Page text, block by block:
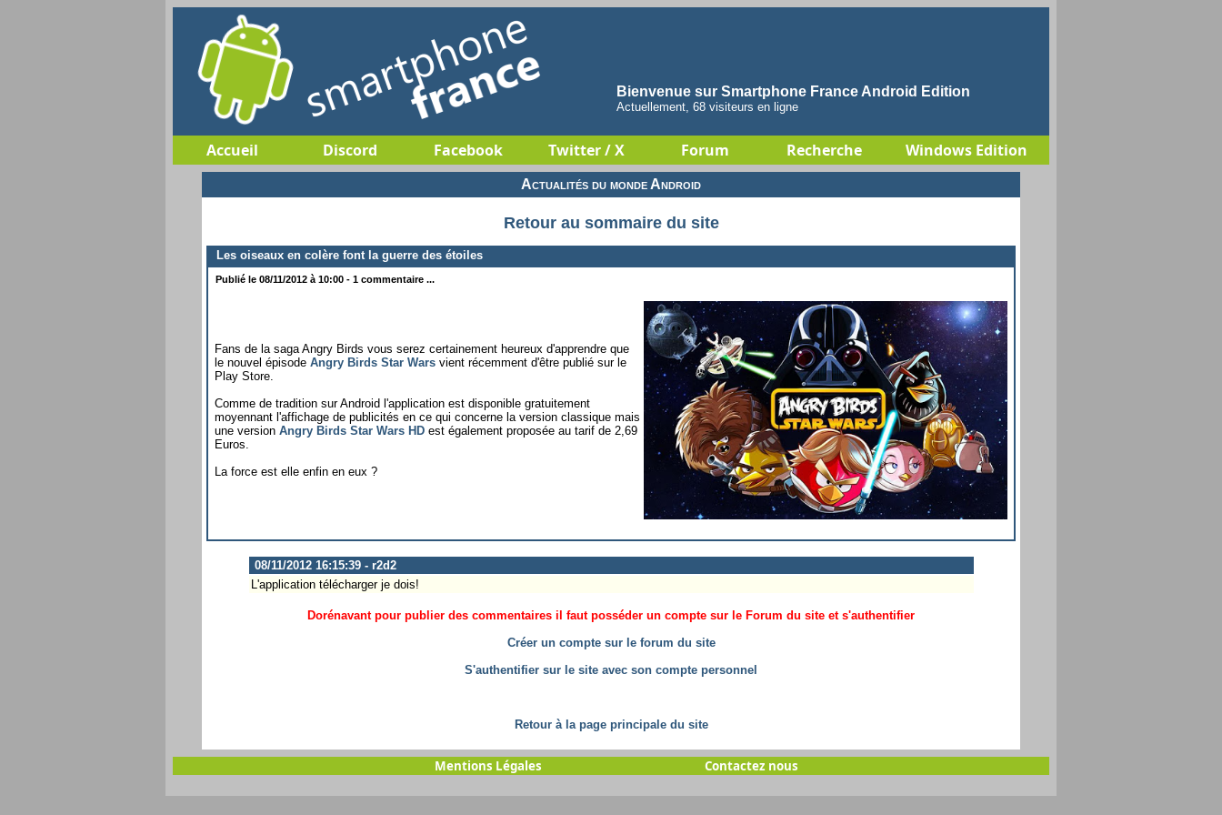
Bienvenue sur Smartphone France Android Edition
Actuellement, 68 visiteurs en ligne
Accueil Discord Facebook Twitter / X Forum Recherche Windows Edition
Actualités du monde Android
Retour au sommaire du site
Les oiseaux en colère font la guerre des étoiles
Publié le 08/11/2012 à 10:00 - 1 commentaire ...
Fans de la saga Angry Birds vous serez certainement heureux d'apprendre que
le nouvel épisode Angry Birds Star Wars vient récemment d'être publié sur le
Play Store.
Comme de tradition sur Android l'application est disponible gratuitement
moyennant l'affichage de publicités en ce qui concerne la version classique mais
une version Angry Birds Star Wars HD est également proposée au tarif de 2,69
Euros.
La force est elle enfin en eux ?
08/11/2012 16:15:39 - r2d2
L'application télécharger je dois!
Dorénavant pour publier des commentaires il faut posséder un compte sur le Forum du site et s'authentifier
Créer un compte sur le forum du site
S'authentifier sur le site avec son compte personnel
Retour à la page principale du site
Mentions Légales Contactez nous